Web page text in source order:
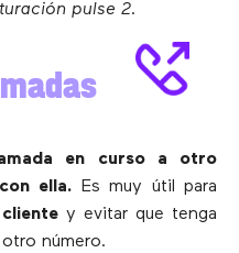
pulse 2.
en curso a otro
ella. Es muy útil para
y evitar que tenga
número.